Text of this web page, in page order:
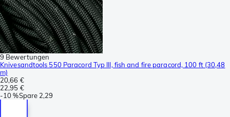
9 Bewertungen
Knivesandtools 550 Paracord Typ III, fish and fire paracord, 100 ft (30,48
m)
20,66 €
22,95 €
-10 %Spare 2,29